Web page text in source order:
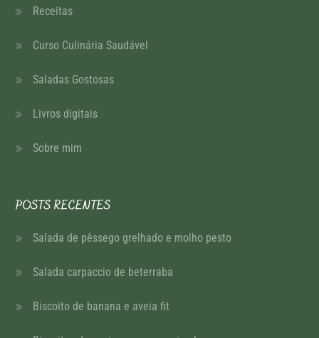
Receitas
Curso Culinária Saudável
Saladas Gostosas
Livros digitais
Sobre mim
POSTS RECENTES
Salada de pêssego grelhado e molho pesto
Salada carpaccio de beterraba
Biscoito de banana e aveia fit